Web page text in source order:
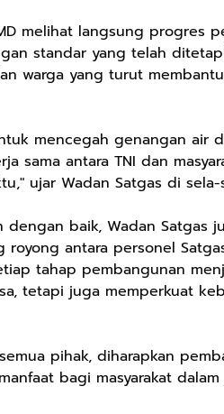
melihat langsung progres
standar yang telah
warga yang turut
mencegah genangan air
sama antara TNI dan
ujar Wadan Satgas di sela-
dengan baik, Wadan Satgas
antara personel
tahap pembangunan
tetapi juga memperkuat
pihak, diharapkan
bagi masyarakat